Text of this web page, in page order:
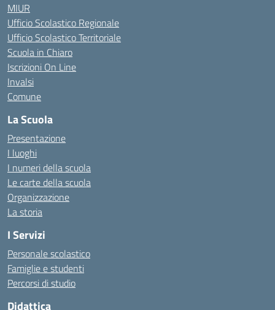
MIUR
Ufficio Scolastico Regionale
Ufficio Scolastico Territoriale
Scuola in Chiaro
Iscrizioni On Line
Invalsi
Comune
La Scuola
Presentazione
I luoghi
I numeri della scuola
Le carte della scuola
Organizzazione
La storia
I Servizi
Personale scolastico
Famiglie e studenti
Percorsi di studio
Didattica